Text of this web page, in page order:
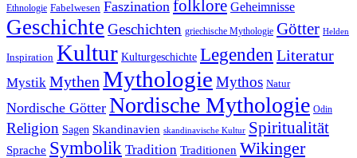
Ethnologie Fabelwesen Faszination folklore Geheimnisse
Geschichte Geschichten griechische Mythologie Götter Helden
Inspiration Kultur Kulturgeschichte Legenden Literatur
Mystik Mythen Mythologie Mythos Natur
Nordische Götter Nordische Mythologie Odin
Religion Sagen Skandinavien skandinavische Kultur Spiritualität
Sprache Symbolik Tradition Traditionen Wikinger